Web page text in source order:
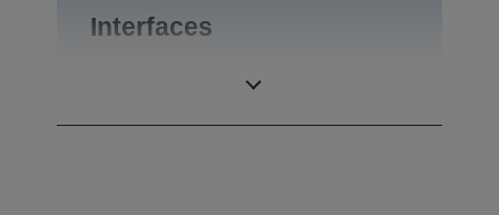
Interfaces